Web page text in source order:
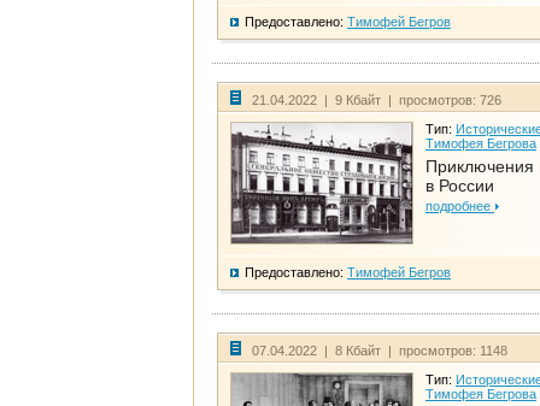
Предоставлено: Тимофей Бегров
21.04.2022 | 9 Кбайт | просмотров: 726
Тип:
Тимофея Бегрова
Приключения
в России
подробнее
Предоставлено: Тимофей Бегров
07.04.2022 | 8 Кбайт | просмотров: 1148
Тип:
Тимофея Бегрова